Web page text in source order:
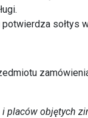
potwierdza sołtys
placów objętych